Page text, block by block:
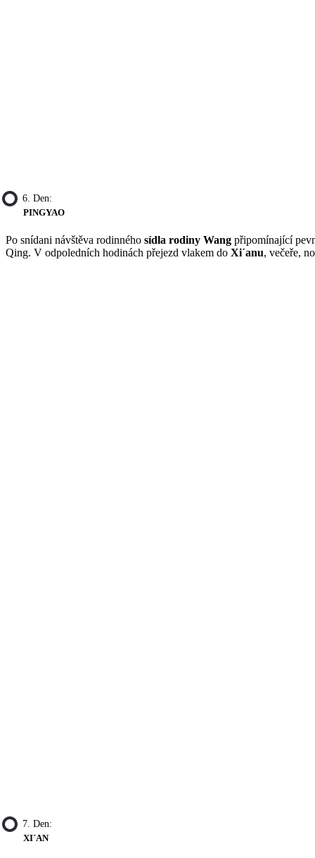
6. Den:
PINGYAO
Po snídani návštěva rodinného sídla rodiny Wang připomínající
Qing. V odpoledních hodinách přejezd vlakem do Xi´anu, večeře,
7. Den:
XI´AN